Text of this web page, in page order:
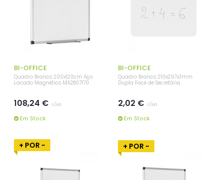
BI-OFFICE
Quadro Branco 200x120cm Aço
Lacado Magnético MA2807170
108,24 € c/iva
Em Stock
BI-OFFICE
Quadro Branco 210x297x3mm
Dupla Face de Secretária
2,02 € c/iva
Em Stock
+ POR - + POR -